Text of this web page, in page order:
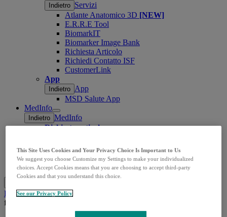
Indietro Servizi
Atlante Anatomico 3D [NEW]
E.R.R.E Tool
BiomarkIT
Biomarker Image Bank
Richiesta Articolo
Richiedi Contatto ISF
CustomerLink
App
Indietro App
MSD Salute App
MedInfo
Open
submenu
Indietro MedInfo
Richiesta articolo
Valutazione stabilità prodotti
Contatti
Home
Approfondimenti
ferro. Uno studio irlandese
This Site Uses Cookies and Your Privacy Choice Is Important to Us
We suggest you choose Customize my Settings to make your individualized
choices. Accept Cookies means that you are choosing to accept third-party
Cookies and that you understand this choice.
See our Privacy Policy